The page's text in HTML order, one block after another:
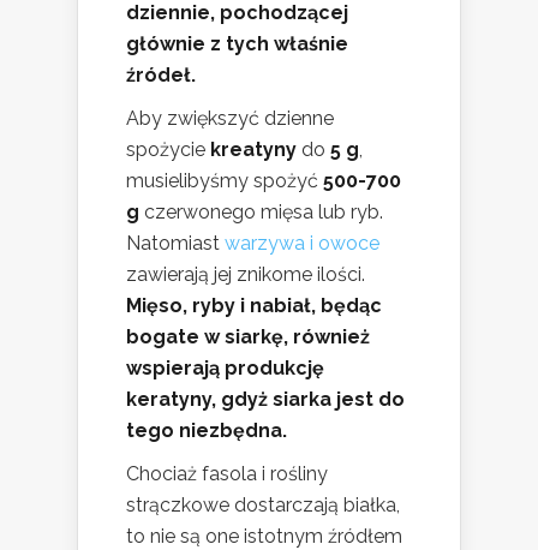
dziennie, pochodzącej
głównie z tych właśnie
źródeł.
Aby zwiększyć dzienne
spożycie kreatyny do 5 g,
musielibyśmy spożyć 500-700
g czerwonego mięsa lub ryb.
Natomiast warzywa i owoce
zawierają jej znikome ilości.
Mięso, ryby i nabiał, będąc
bogate w siarkę, również
wspierają produkcję
keratyny, gdyż siarka jest do
tego niezbędna.
Chociaż fasola i rośliny
strączkowe dostarczają białka,
to nie są one istotnym źródłem